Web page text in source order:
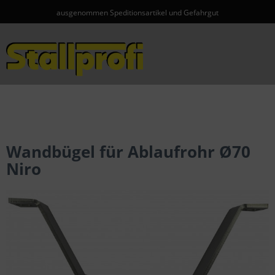
ausgenommen Speditionsartikel und Gefahrgut
Wandbügel für Ablaufrohr Ø70
Niro